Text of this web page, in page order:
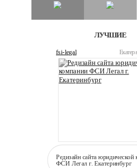
ЛУЧШИЕ
fsi-legal
Редизайн сайта юридической
ФСИ Легал г. Екатеринбург